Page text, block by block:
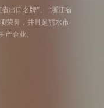
出口名牌”、 “浙江省
荣誉，并且是丽水市
产企业。